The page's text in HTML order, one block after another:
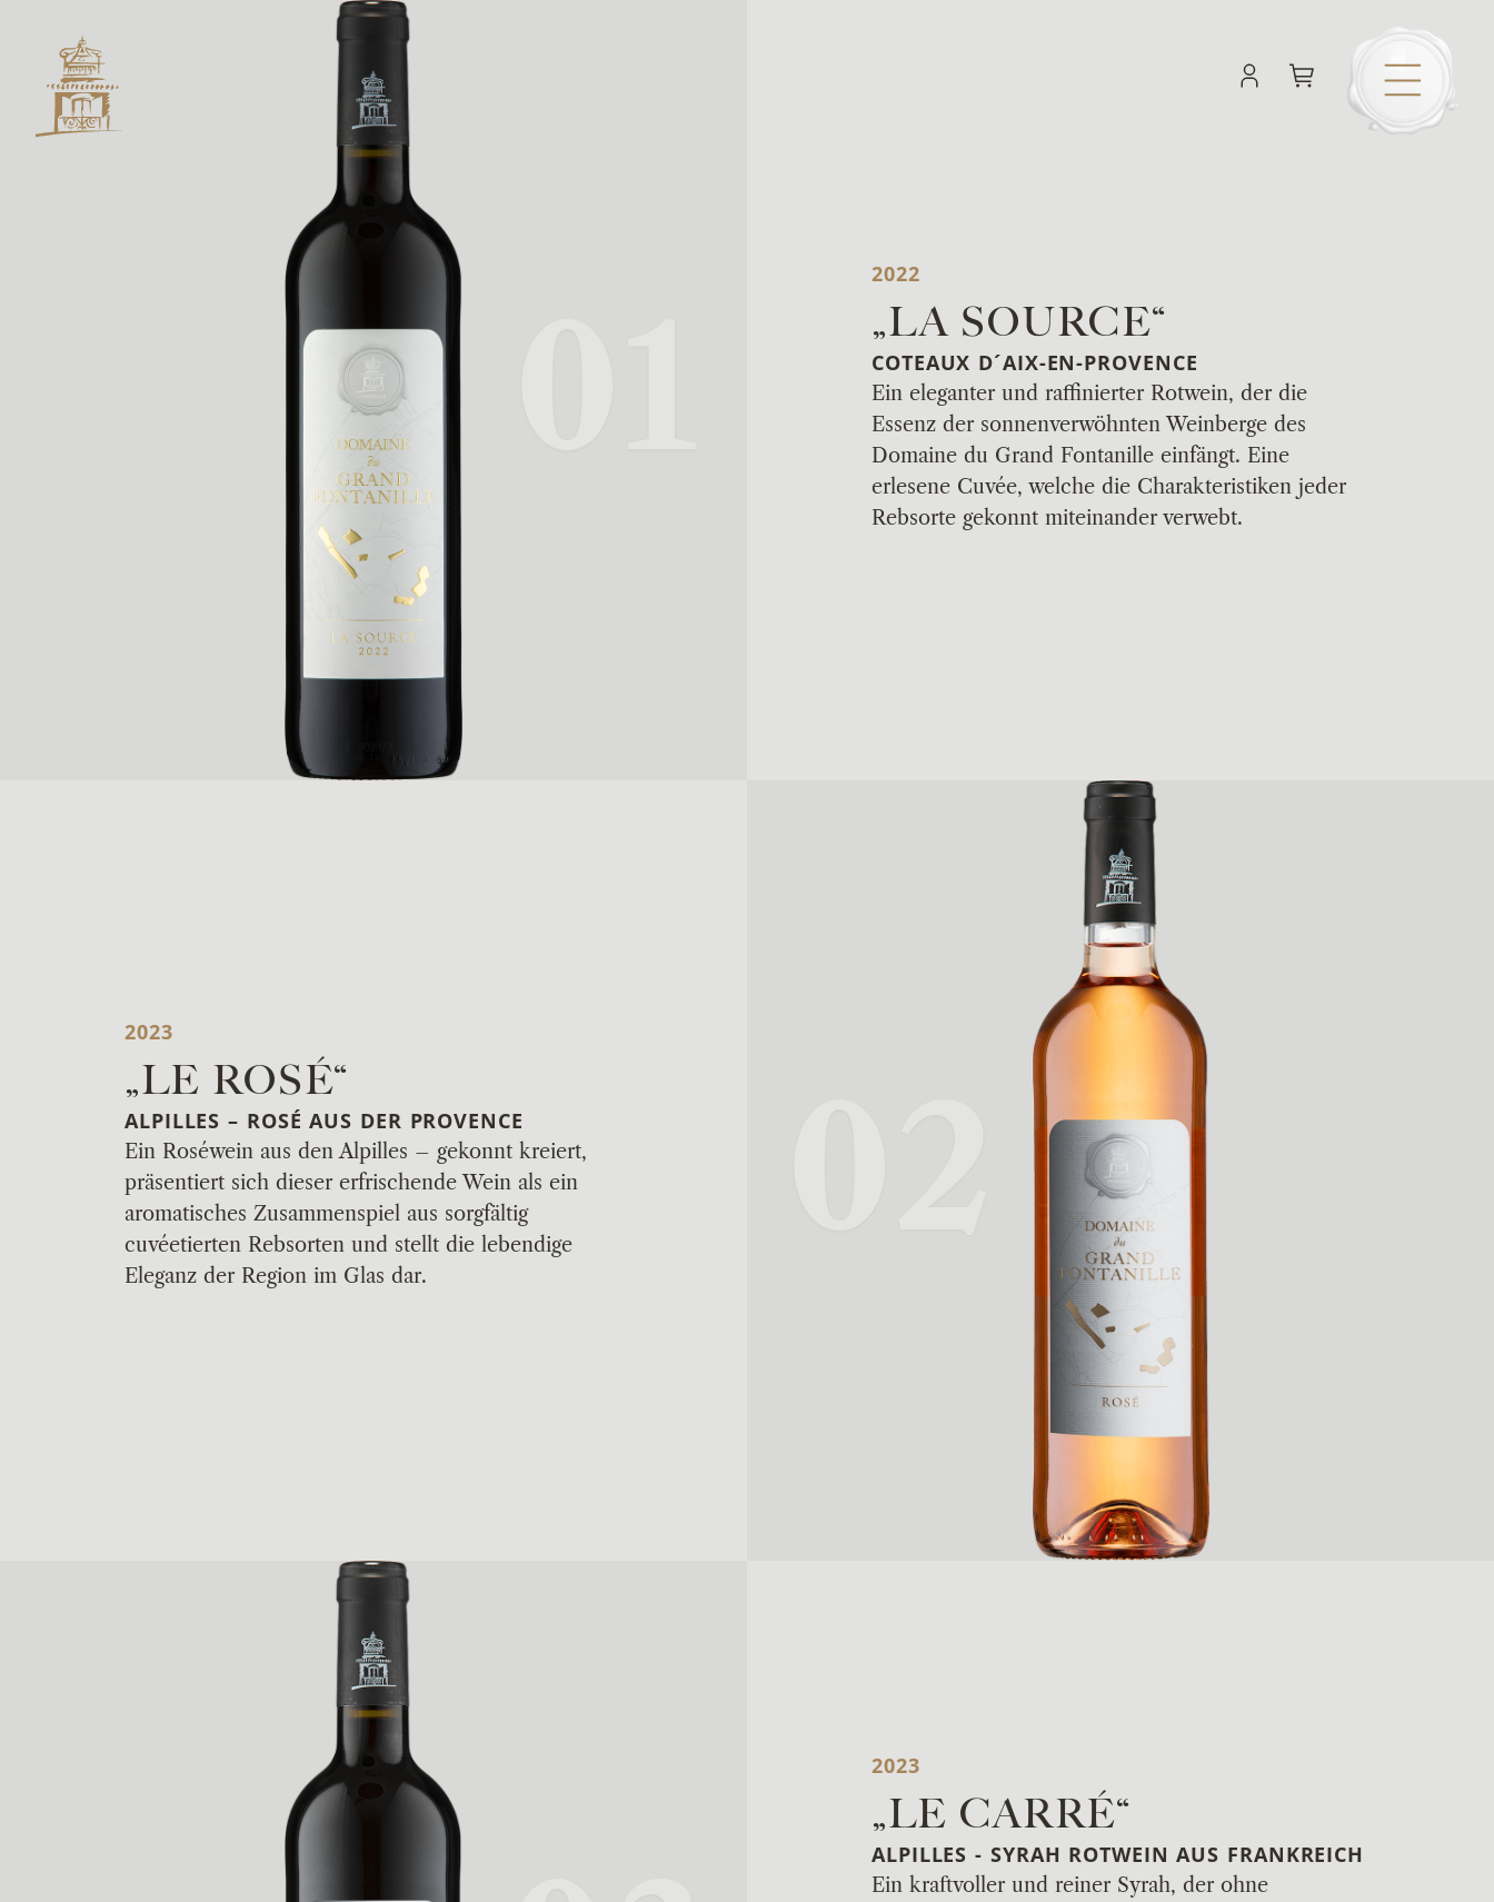
2022
„LA SOURCE“
COTEAUX D´AIX-EN-PROVENCE
Ein eleganter und raffinierter Rotwein, der die
Essenz der sonnenverwöhnten Weinberge des
Domaine du Grand Fontanille einfängt. Eine
erlesene Cuvée, welche die Charakteristiken jeder
Rebsorte gekonnt miteinander verwebt.
2023
„LE ROSÉ“
ALPILLES – ROSÉ AUS DER PROVENCE
Ein Roséwein aus den Alpilles – gekonnt kreiert,
präsentiert sich dieser erfrischende Wein als ein
aromatisches Zusammenspiel aus sorgfältig
cuvéetierten Rebsorten und stellt die lebendige
Eleganz der Region im Glas dar.
2023
„LE CARRÉ“
ALPILLES - SYRAH ROTWEIN AUS FRANKREICH
Ein kraftvoller und reiner Syrah, der ohne